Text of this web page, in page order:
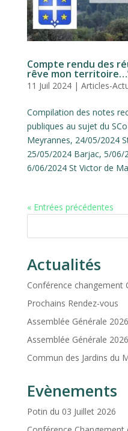
Compte rendu des
rêve mon
11 Juil 2024| Articles-
Compilation des notes
publiques au sujet du
Meyrannes, 24/05/2024
25/05/2024 Barjac, 5/06/
6/06/2024 St Victor de
« Entrées précédentes
Actualités
Conférence changement
Prochains Rendez-vous
Assemblée Générale
Assemblée Générale 2026
Commun des Jardins du
Evènements
Potin du 03 Juillet 2026